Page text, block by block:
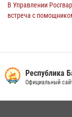
В Управлении
встреча с
нарушителя после
13 июля 2026, 06:03
Республика
Официальный